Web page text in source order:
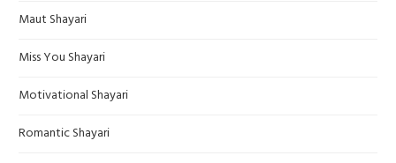
Maut Shayari
Miss You Shayari
Motivational Shayari
Romantic Shayari